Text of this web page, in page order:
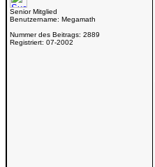
Senior Mitglied
Benutzername: Megamath
Nummer des Beitrags: 2889
Registriert: 07-2002